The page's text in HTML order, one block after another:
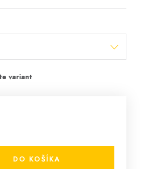
DO KOŠÍKA